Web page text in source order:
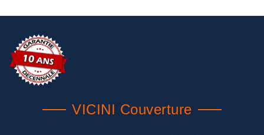
VICINI Couverture